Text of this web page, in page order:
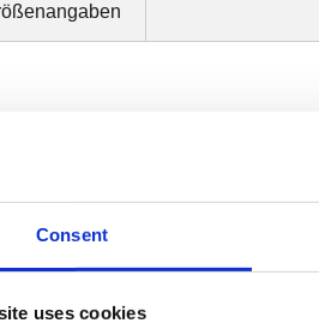
Consent
uses cookies